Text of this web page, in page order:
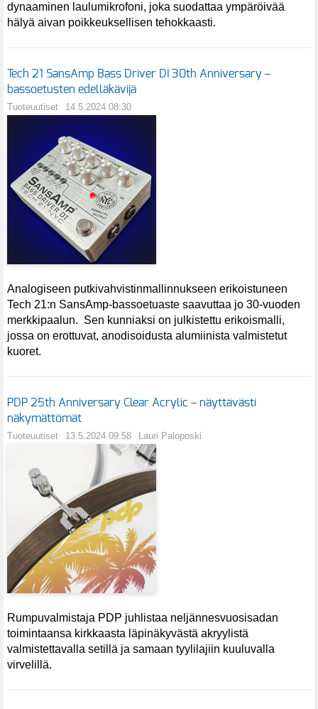
dynaaminen laulumikrofoni, joka suodattaa ympäröivää
hälyä aivan poikkeuksellisen tehokkaasti.
Tech 21 SansAmp Bass Driver DI 30th Anniversary –
bassoetusten edelläkävijä
Tuoteuutiset 14.5.2024 08:30
Analogiseen putkivahvistinmallinnukseen erikoistuneen
Tech 21:n SansAmp-bassoetuaste saavuttaa jo 30-vuoden
merkkipaalun. Sen kunniaksi on julkistettu erikoismalli,
jossa on erottuvat, anodisoidusta alumiinista valmistetut
kuoret.
PDP 25th Anniversary Clear Acrylic – näyttävästi
näkymättömät
Tuoteuutiset 13.5.2024 09:58 Lauri Paloposki
Rumpuvalmistaja PDP juhlistaa neljännesvuosisadan
toimintaansa kirkkaasta läpinäkyvästä akryylistä
valmistettavalla setillä ja samaan tyylilajiin kuuluvalla
virvelillä.